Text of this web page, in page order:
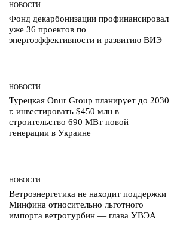
НОВОСТИ
Фонд декарбонизации профинансировал
уже 36 проектов по
энергоэффективности и развитию ВИЭ
НОВОСТИ
Турецкая Onur Group планирует до 2030
г. инвестировать $450 млн в
строительство 690 МВт новой
генерации в Украине
НОВОСТИ
Ветроэнергетика не находит поддержки
Минфина относительно льготного
импорта ветротурбин — глава УВЭА